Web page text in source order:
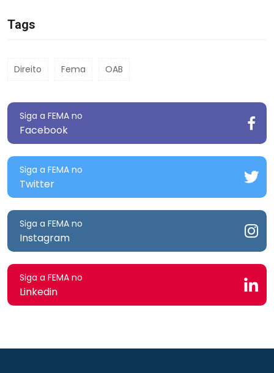
Tags
Direito Fema OAB
Siga a FEMA no
Facebook
Siga a FEMA no
Twitter
Siga a FEMA no
Instagram
Siga a FEMA no
Linkedin